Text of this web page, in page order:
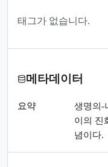
태그가 없습니다.
메타데이터
요약
생명의-
이의 진
념이다.